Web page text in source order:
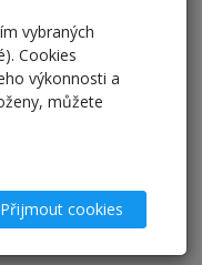
vybraných
Cookies
výkonnosti a
můžete
Přijmout cookies